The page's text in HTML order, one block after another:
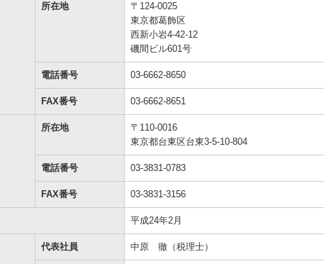
所在地
〒124-0025
東京都葛飾区
西新小岩4-42-12
磯間ビル601号
電話番号 03-6662-8650
FAX番号 03-6662-8651
所在地
〒110-0016
東京都台東区台東3-5-10-804
電話番号 03-3831-0783
FAX番号 03-3831-3156
平成24年2月
代表社員 中原 徹（税理士）